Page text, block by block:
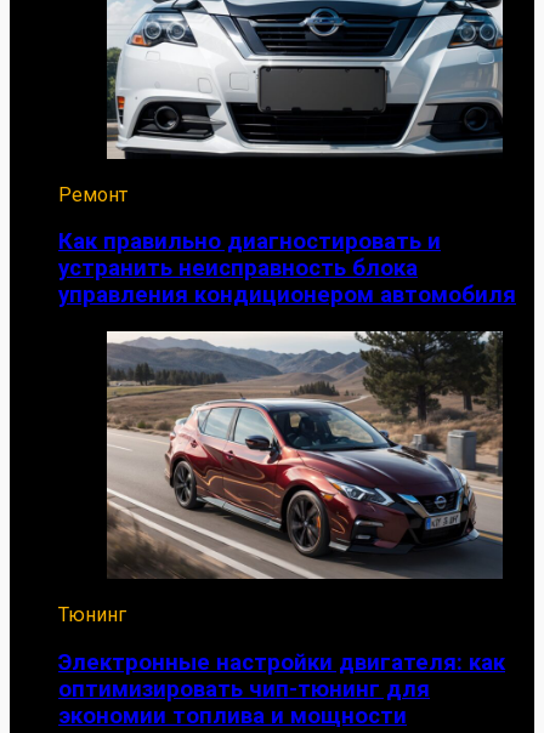
Ремонт
Как правильно диагностировать и
устранить неисправность блока
управления кондиционером автомобиля
Тюнинг
Электронные настройки двигателя: как
оптимизировать чип-тюнинг для
экономии топлива и мощности